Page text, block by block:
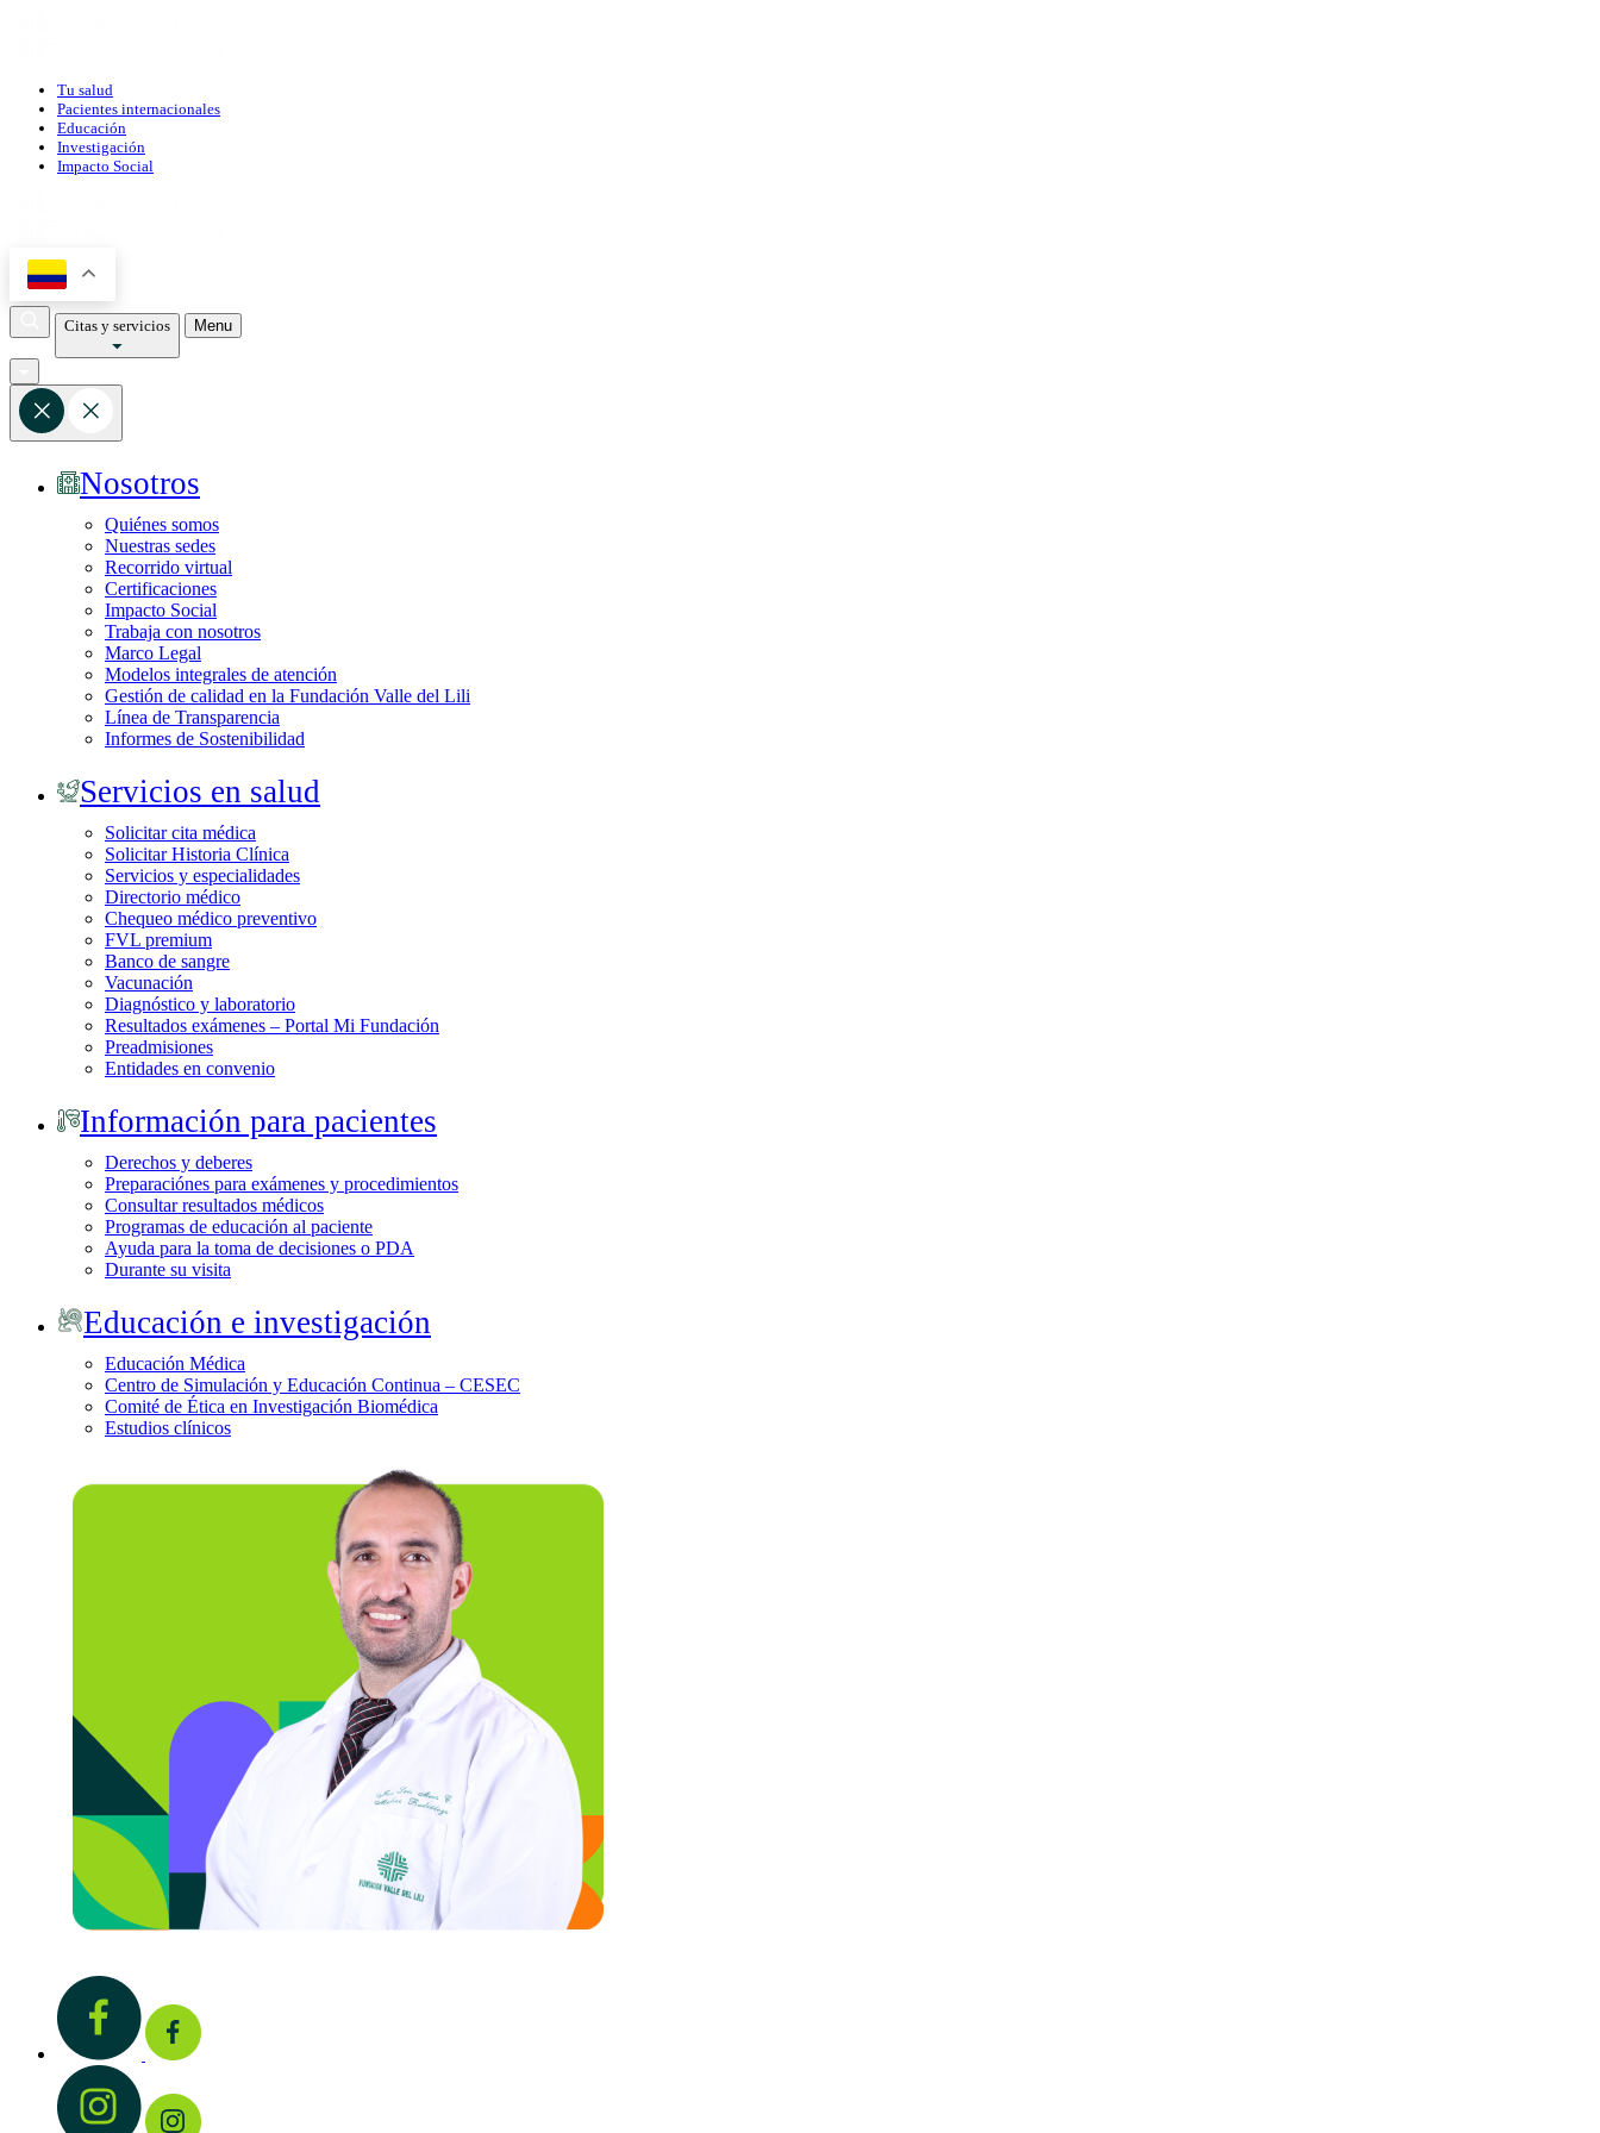
Tu salud
Pacientes internacionales
Educación
Investigación
Impacto Social
Citas y servicios Menu
Nosotros
Quiénes somos
Nuestras sedes
Recorrido virtual
Certificaciones
Impacto Social
Trabaja con nosotros
Marco Legal
Modelos integrales de atención
Gestión de calidad en la Fundación Valle del Lili
Línea de Transparencia
Informes de Sostenibilidad
Servicios en salud
Solicitar cita médica
Solicitar Historia Clínica
Servicios y especialidades
Directorio médico
Chequeo médico preventivo
FVL premium
Banco de sangre
Vacunación
Diagnóstico y laboratorio
Resultados exámenes – Portal Mi Fundación
Preadmisiones
Entidades en convenio
Información para pacientes
Derechos y deberes
Preparaciónes para exámenes y procedimientos
Consultar resultados médicos
Programas de educación al paciente
Ayuda para la toma de decisiones o PDA
Durante su visita
Educación e investigación
Educación Médica
Centro de Simulación y Educación Continua – CESEC
Comité de Ética en Investigación Biomédica
Estudios clínicos